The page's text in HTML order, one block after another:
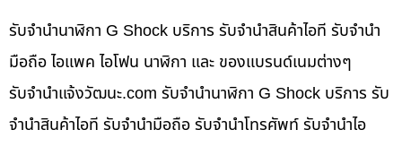
รับจำนำนาฬิกา G Shock บริการ รับจำนำสินค้าไอที รับจำนำ
มือถือ ไอแพค ไอโฟน นาฬิกา และ ของแบรนด์เนมต่างๆ
รับจํานําแจ้งวัฒนะ.com รับจำนำนาฬิกา G Shock บริการ รับ
จำนำสินค้าไอที รับจำนำมือถือ รับจำนำโทรศัพท์ รับจำนำไอ